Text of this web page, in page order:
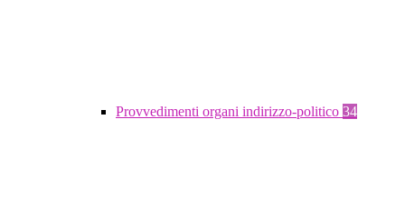
Provvedimenti organi indirizzo-politico 34